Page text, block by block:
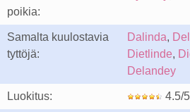
poikia:
Samalta kuulostavia
tyttöjä:
Dalinda,
Dietlinde,
Delandey
Luokitus: 4.5/